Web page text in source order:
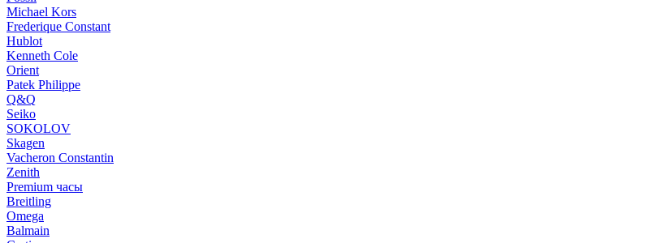
Michael Kors
Frederique Constant
Hublot
Kenneth Cole
Orient
Patek Philippe
Q&Q
Seiko
SOKOLOV
Skagen
Vacheron Constantin
Zenith
Premium часы
Breitling
Omega
Balmain